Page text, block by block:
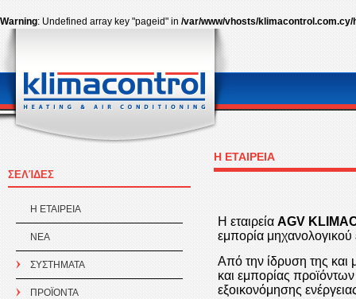
Warning: Undefined array key "pageid" in /var/www/vhosts/
ΣΕΛΊΔΕΣ
Η ΕΤΑΙΡEΙΑ
ΝΕΑ
ΣΥΣΤΗΜΑΤΑ
ΠΡΟÏΟΝΤΑ
Η ΕΤΑΙΡEΙΑ
Η εταιρεία AGV
εμπορία μηχανολογικού
Από την ίδρυση της και
και εμπορίας
εξοικονόμησης